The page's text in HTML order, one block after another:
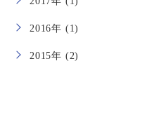
2016年 (1)
2015年 (2)